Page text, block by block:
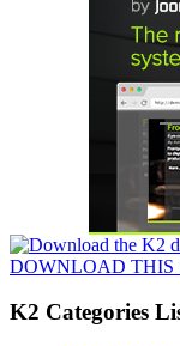
DOWNLOAD THIS
K2 Categories